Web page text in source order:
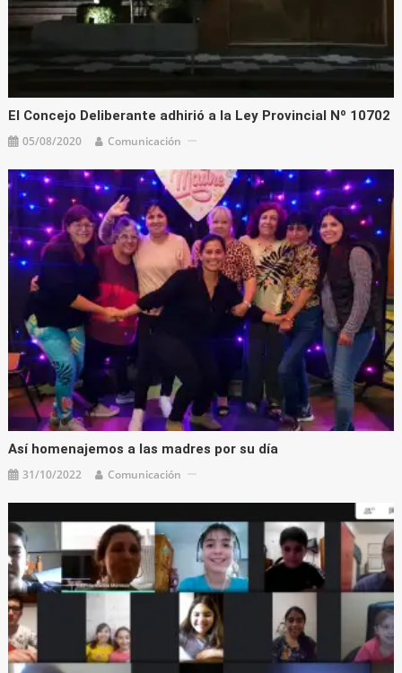
El Concejo Deliberante adhirió a la Ley Provincial Nº 10702
05/08/2020 Comunicación
Así homenajemos a las madres por su día
31/10/2022 Comunicación